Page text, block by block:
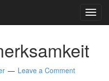
Leave a Comment